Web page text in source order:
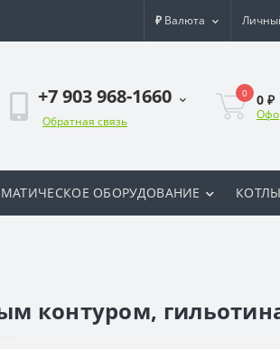
₽ Валюта
+7 903 968-1660
Обратная связь
0 0 ₽
ОБОРУДОВАНИЕ КОТЛЫ
контуром,